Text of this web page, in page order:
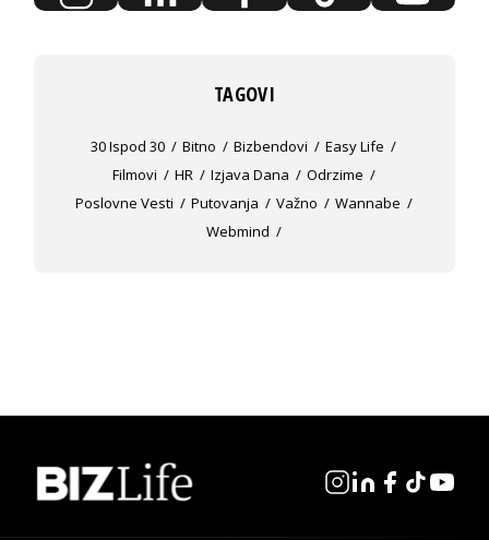
TAGOVI
30 Ispod 30 Bitno Bizbendovi
Easy Life
Filmovi
HR Izjava Dana
Odrzime
Poslovne Vesti
Putovanja Važno
Wannabe
Webmind